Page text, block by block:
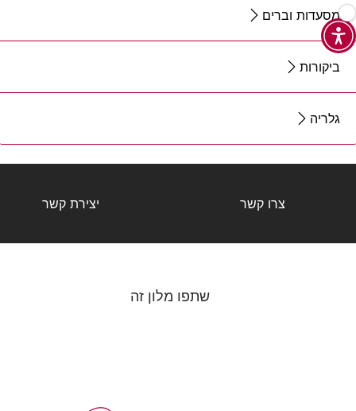
מסעדות וברים
ביקורות
גלריה
צרו קשר יצירת קשר
שתפו מלון זה